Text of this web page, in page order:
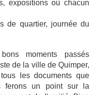
expositions où chacun
de quartier, journée du
moments passés
de la ville de Quimper,
les documents que
ferons un point sur la